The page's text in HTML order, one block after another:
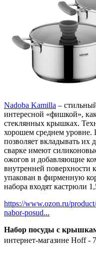
Nadoba Kamilla –
интересной «фишкой»,
стеклянных крышках.
хорошем среднем уровне.
позволяет вкладывать их
сварке имеют
ожогов и добавляющие
внутренней поверхности
упакован в фирменную
набора входят кастрюли
https://www.ozon.ru/
nabor-posud...
Набор посуды с
интернет-магазине Hoff -